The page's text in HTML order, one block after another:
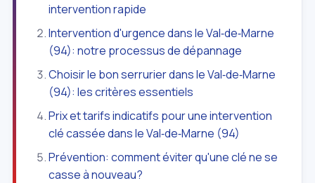
intervention rapide
Intervention d'urgence dans le Val‑de‑Marne
(94): notre processus de dépannage
Choisir le bon serrurier dans le Val‑de‑Marne
(94): les critères essentiels
Prix et tarifs indicatifs pour une intervention
clé cassée dans le Val‑de‑Marne (94)
Prévention: comment éviter qu'une clé ne se
casse à nouveau?